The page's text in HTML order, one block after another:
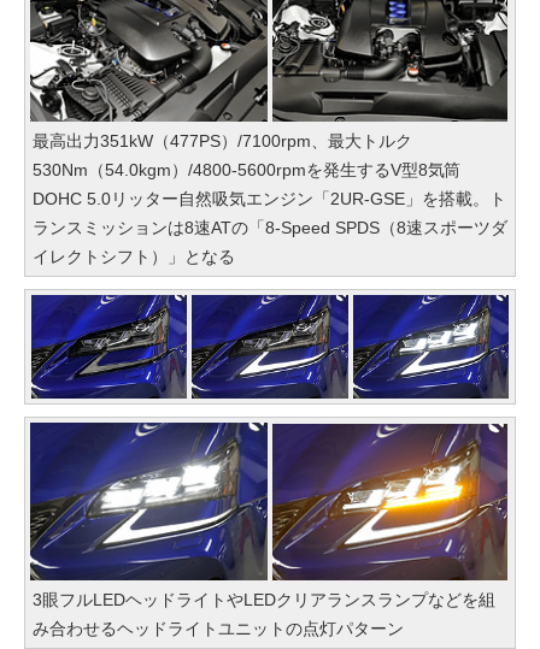
最高出力351kW（477PS）/7100rpm、最大トルク
530Nm（54.0kgm）/4800-5600rpmを発生するV型8気筒
DOHC 5.0リッター自然吸気エンジン「2UR-GSE」を搭載。ト
ランスミッションは8速ATの「8-Speed SPDS（8速スポーツダ
イレクトシフト）」となる
3眼フルLEDヘッドライトやLEDクリアランスランプなどを組
み合わせるヘッドライトユニットの点灯パターン